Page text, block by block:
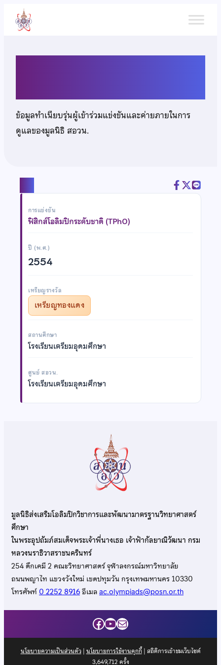
เนื้อหา
ข้อมูลทำเนียบรุ่นผู้เข้าร่วมแข่งขันและค่ายภายในการ
ดูแลของมูลนิธิ สอวน.
การแข่งขัน
ฟิสิกส์โอลิมปิกระดับชาติ (TPhO)
ปี (พ.ศ.)
2554
เหรียญรางวัล
เหรียญทองแดง
สถานศึกษา
โรงเรียนเตรียมอุดมศึกษา
ศูนย์ สอวน.
โรงเรียนเตรียมอุดมศึกษา
มูลนิธิส่งเสริมโอลิมปิกวิชาการและพัฒนามาตรฐานวิทยาศาสตร์
ศึกษา
ในพระอุปถัมภ์สมเด็จพระเจ้าพี่นางเธอ เจ้าฟ้ากัลยาณิวัฒนา กรม
หลวงนราธิวาสราชนครินทร์
254 ตึกเคมี 2 คณะวิทยาศาสตร์ จุฬาลงกรณ์มหาวิทยาลัย
ถนนพญาไท แขวงวังใหม่ เขตปทุมวัน กรุงเทพมหานคร 10330
โทรศัพท์0 2252 8916อีเมลac.olympiads@posn.or.th
Facebook
YouTube
Mail
นโยบายความเป็นส่วนตัว| นโยบายการใช้งานคุกกี้| สถิติการเข้าชมเว็บไซต์
3,649,712 ครั้ง